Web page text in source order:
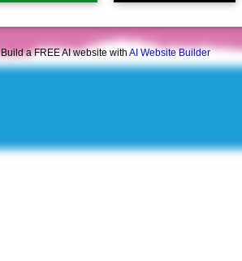
Build a FREE AI website with AI Website Builder